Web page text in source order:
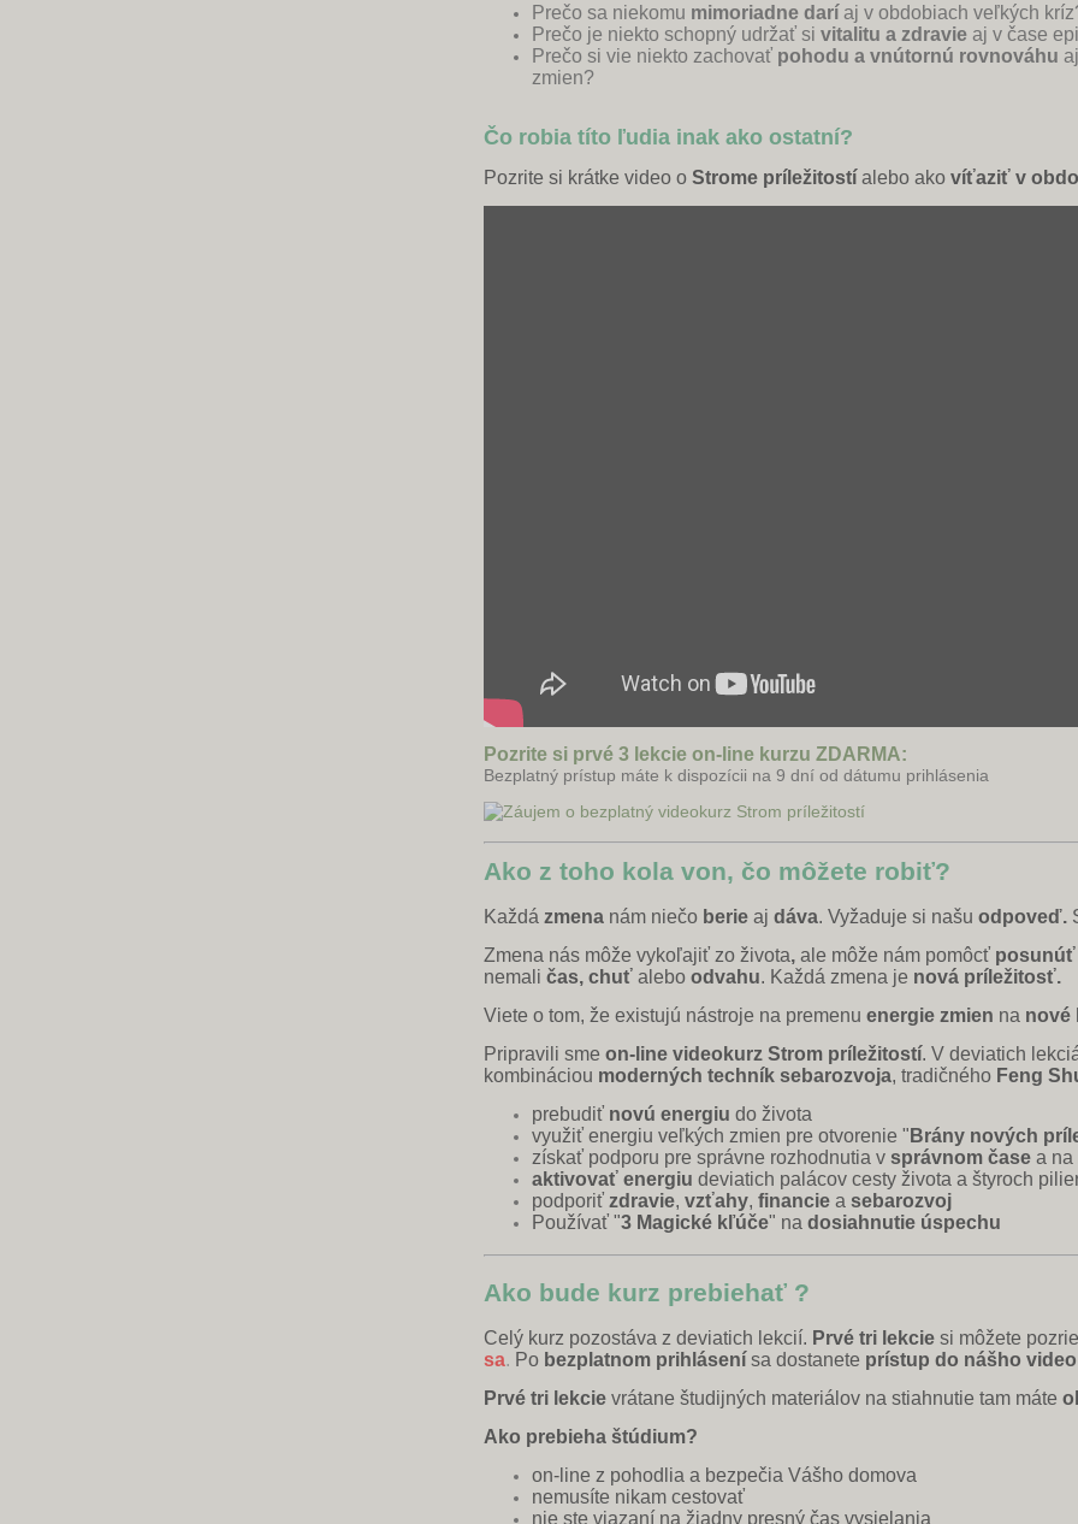
Prečo sa niekomu mimoriadne darí aj v obdobiach veľkých
Prečo je niekto schopný udržať si vitalitu a zdravie aj v čase
Prečo si vie niekto zachovať pohodu a vnútornú rovnováhu
zmien?
Čo robia títo ľudia inak ako ostatní?
Pozrite si krátke video o Strome príležitostí alebo ako víťaziť v
Pozrite si prvé 3 lekcie on-line kurzu ZDARMA:
Bezplatný prístup máte k dispozícii na 9 dní od dátumu prihlásenia
Ako z toho kola von, čo môžete robiť?
Každá zmena nám niečo berie aj dáva. Vyžaduje si našu odpoveď.
Zmena nás môže vykoľajiť zo života, ale môže nám pomôcť posunúť
nemali čas, chuť alebo odvahu. Každá zmena je nová príležitosť.
Viete o tom, že existujú nástroje na premenu energie zmien na nové
Pripravili sme on-line videokurz Strom príležitostí. V deviatich
kombináciou moderných techník sebarozvoja, tradičného Feng
prebudiť novú energiu do života
využiť energiu veľkých zmien pre otvorenie " Brány nových
získať podporu pre správne rozhodnutia v správnom čase a na
aktivovať energiu deviatich palácov cesty života a štyroch
podporiť zdravie, vzťahy, financie a sebarozvoj
Používať "3 Magické kľúče" na dosiahnutie úspechu
Ako bude kurz prebiehať ?
Celý kurz pozostáva z deviatich lekcií. Prvé tri lekcie si môžete
sa. Po bezplatnom prihlásení sa dostanete prístup do nášho
Prvé tri lekcie vrátane študijných materiálov na stiahnutie tam máte
Ako prebieha štúdium?
on-line z pohodlia a bezpečia Vášho domova
nemusíte nikam cestovať
nie ste viazaní na žiadny presný čas vysielania